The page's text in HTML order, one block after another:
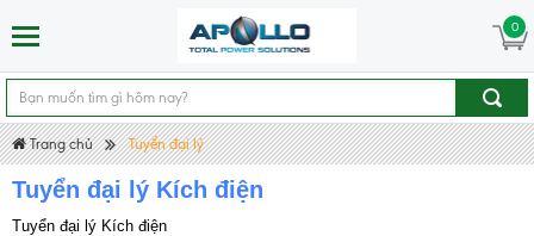
0
Trang chủ Tuyển đại lý
Tuyển đại lý Kích điện
Tuyển đại lý Kích điện